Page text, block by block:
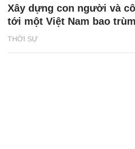
THỜI SỰ
Xây dựng con người và
tới một Việt Nam bao